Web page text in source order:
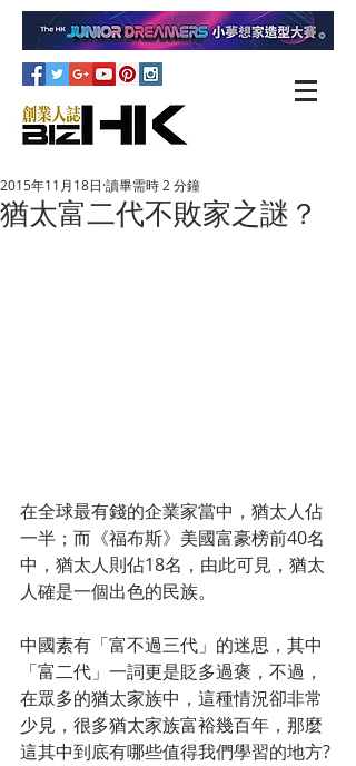
猶太富二代不敗家之謎？
2015年11月18日 讀畢需時 2 分鐘
在全球最有錢的企業家當中，猶太人佔
一半；而《福布斯》美國富豪榜前40名
中，猶太人則佔18名，由此可見，猶太
人確是一個出色的民族。
中國素有「富不過三代」的迷思，其中
「富二代」一詞更是貶多過褒，不過，
在眾多的猶太家族中，這種情況卻非常
少見，很多猶太家族富裕幾百年，那麼
這其中到底有哪些值得我們學習的地方?